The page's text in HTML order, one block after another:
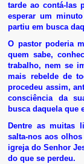
tarde ao contá-las
esperar um
partiu em busca
O pastor poderia
quem sabe,
trabalho, nem se
mais rebelde de
procedeu assim,
consciência da
busca daquela que
Dentre as muitas
salta-nos aos
igreja do Senhor
do que se perdeu.